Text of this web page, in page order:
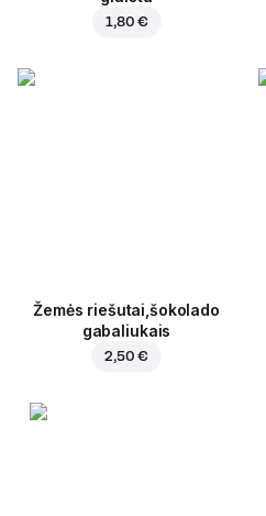
1,80 €
Žemės riešutai,šokolado
gabaliukais
2,50 €